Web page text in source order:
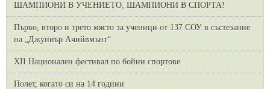
ШАМПИОНИ В УЧЕНИЕТО, ШАМПИОНИ В СПОРТА!
Първо, второ и трето място за ученици от 137 СОУ в състезание
на „Джуниър Ачийвмънт“
XII Национален фестивал по бойни спортове
Полет, когато си на 14 години